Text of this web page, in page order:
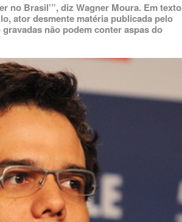
no Brasil’”, diz Wagner Moura. Em texto
ator desmente matéria publicada pelo
não podem conter aspas do